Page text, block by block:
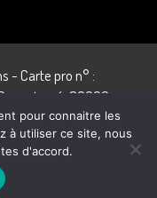
- Carte pro n° :
80000
pour connaitre les
à utiliser ce site, nous
d'accord.